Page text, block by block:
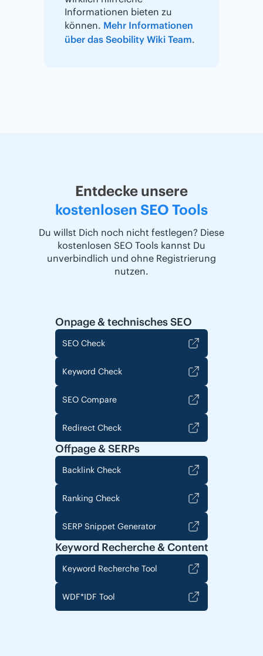
Informationen bieten zu
können. Mehr Informationen
über das Seobility Wiki Team.
Entdecke unsere
kostenlosen SEO Tools
Du willst Dich noch nicht festlegen? Diese
kostenlosen SEO Tools kannst Du
unverbindlich und ohne Registrierung
nutzen.
Onpage & technisches SEO
SEO Check
Keyword Check
SEO Compare
Redirect Check
Offpage & SERPs
Backlink Check
Ranking Check
SERP Snippet Generator
Keyword Recherche & Content
Keyword Recherche Tool
WDF*IDF Tool